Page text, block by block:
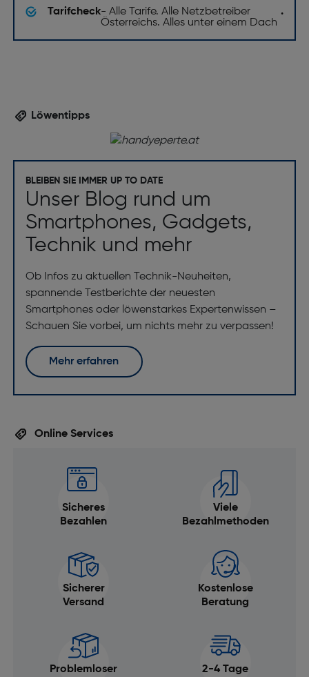
Tarifcheck- Alle Tarife. Alle Netzbetreiber
Österreichs. Alles unter einem Dach
.
Löwentipps
BLEIBEN SIE IMMER UP TO DATE
Unser Blog rund um
Smartphones, Gadgets,
Technik und mehr
Ob Infos zu aktuellen Technik-Neuheiten,
spannende Testberichte der neuesten
Smartphones oder löwenstarkes Expertenwissen –
Schauen Sie vorbei, um nichts mehr zu verpassen!
Mehr erfahren
Online Services
Sicheres
Bezahlen
Viele
Bezahlmethoden
Sicherer
Versand
Kostenlose
Beratung
Problemloser
2-4 Tage